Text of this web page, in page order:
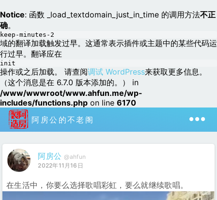
Notice: 函数 _load_textdomain_just_in_time 的调用方法不正
确。
keep-minutes-2
域的翻译加载触发过早。这通常表示插件或主题中的某些代码运
行过早。翻译应在
init
操作或之后加载。 请查阅调试 WordPress来获取更多信息。
（这个消息是在 6.7.0 版本添加的。） in
/www/wwwroot/www.ahfun.me/wp-
includes/functions.php on line 6170
阿房公的不老阁
阿房公 @ahfun
2022年11月16日
在生活中，你要么选择歌唱彩虹，要么就继续歌唱。